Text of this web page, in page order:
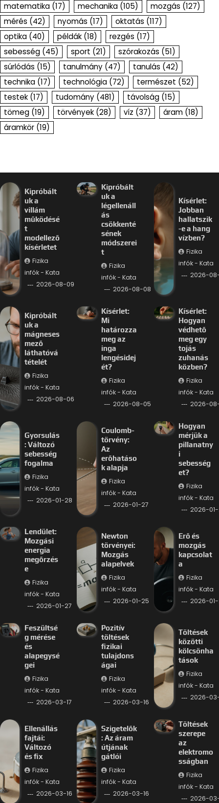
matematika (17) mechanika (105) mozgás (127)
mérés (42) nyomás (17) oktatás (117)
optika (40) példák (18) rezgés (17)
sebesség (45) sport (21) szórakozás (51)
súrlódás (15) tanulmány (47) tanulás (42)
technika (17) technológia (72) természet (52)
testek (17) tudomány (481) távolság (15)
tömeg (19) törvények (28) víz (37) áram (18)
áramkör (19)
Kipróbált
uk a
villám
működésé
t
modellező
kísérletet
Fizika
infók - Kata
2026-08-09
Kipróbált
uk a
légellenáll
ás
csökkenté
sének
módszerei
t
Fizika
infók - Kata
2026-08-08
Kísérlet:
Jobban
hallatszik
-e a hang
vízben?
Fizika
infók - Kata
2026-
Kipróbált
uk a
mágneses
mező
láthatóvá
tételét
Fizika
infók - Kata
2026-08-06
Kísérlet:
Mi
határozza
meg az
inga
lengésidej
ét?
Fizika
infók - Kata
2026-08-05
Kísérlet:
Hogyan
védhető
meg egy
tojás
zuhanás
közben?
Fizika
infók - Kata
2026-
Gyorsulás
: Változó
sebesség
fogalma
Fizika
infók - Kata
2026-01-28
Coulomb-
törvény:
Az
erőhatáso
k alapja
Fizika
infók - Kata
2026-01-27
Hogyan
mérjük a
pillanatny
i
sebesség
et?
Fizika
infók - Kata
2026-
Lendület:
Mozgási
energia
megőrzés
e
Fizika
infók - Kata
2026-01-27
Newton
törvényei:
Mozgás
alapelvek
Fizika
infók - Kata
2026-01-25
Erő és
mozgás
kapcsolat
a
Fizika
infók - Kata
2026-
Feszültsé
g mérése
és
alapegysé
gei
Fizika
infók - Kata
2026-03-17
Pozitív
töltések
fizikai
tulajdons
ágai
Fizika
infók - Kata
2026-03-16
Töltések
közötti
kölcsönha
tások
Fizika
infók - Kata
2026-
Ellenállás
fajtái:
Változó
és fix
Fizika
infók - Kata
2026-03-16
Szigetelők
: Az áram
útjának
gátlói
Fizika
infók - Kata
2026-03-16
Töltések
szerepe
az
elektromo
sságban
Fizika
infók - Kata
2026-